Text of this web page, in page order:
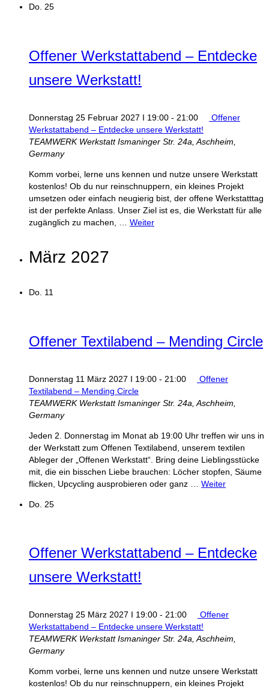
Do. 25
Offener Werkstattabend – Entdecke
unsere Werkstatt!
Donnerstag 25 Februar 2027 I 19:00 - 21:00
Offener
Werkstattabend – Entdecke unsere Werkstatt!
TEAMWERK WerkstattIsmaninger Str. 24a, Aschheim,
Germany
Komm vorbei, lerne uns kennen und nutze unsere Werkstatt
kostenlos! Ob du nur reinschnuppern, ein kleines Projekt
umsetzen oder einfach neugierig bist, der offene Werkstatttag
ist der perfekte Anlass. Unser Ziel ist es, die Werkstatt für alle
zugänglich zu machen, … Weiter
März 2027
Do. 11
Offener Textilabend – Mending Circle
Donnerstag 11 März 2027 I 19:00 - 21:00
Offener
Textilabend – Mending Circle
TEAMWERK WerkstattIsmaninger Str. 24a, Aschheim,
Germany
Jeden 2. Donnerstag im Monat ab 19:00 Uhr treffen wir uns in
der Werkstatt zum Offenen Textilabend, unserem textilen
Ableger der „Offenen Werkstatt“. Bring deine Lieblingsstücke
mit, die ein bisschen Liebe brauchen: Löcher stopfen, Säume
flicken, Upcycling ausprobieren oder ganz … Weiter
Do. 25
Offener Werkstattabend – Entdecke
unsere Werkstatt!
Donnerstag 25 März 2027 I 19:00 - 21:00
Offener
Werkstattabend – Entdecke unsere Werkstatt!
TEAMWERK WerkstattIsmaninger Str. 24a, Aschheim,
Germany
Komm vorbei, lerne uns kennen und nutze unsere Werkstatt
kostenlos! Ob du nur reinschnuppern, ein kleines Projekt